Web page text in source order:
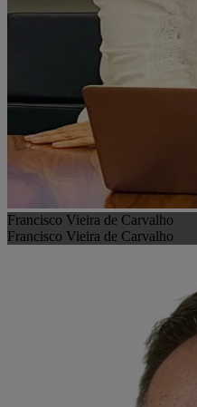
Francisco Vieira de Carvalho
Francisco Vieira de Carvalho